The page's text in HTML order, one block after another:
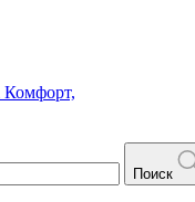
Комфорт,
Поиск